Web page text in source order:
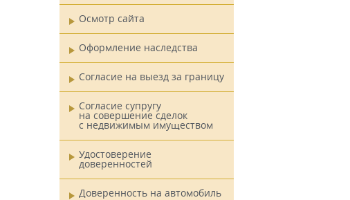
Осмотр сайта
Оформление наследства
Согласие на выезд за границу
Согласие супругу
на совершение сделок
с недвижимым имуществом
Удостоверение
доверенностей
Доверенность на автомобиль